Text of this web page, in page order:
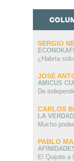
SERGIO
¿Habría
JOSÉ
AMICUS
De
CARLOS
LA
Mucho
PABLO
El Quijote a